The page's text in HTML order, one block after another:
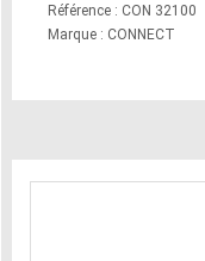
Référence : CON 32100
Marque : CONNECT